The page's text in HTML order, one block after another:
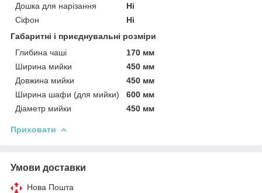
Дошка для нарізання
Ні
Сіфон
Ні
Габаритні і приєднувальні розміри
Глибина чаші
170 мм
Ширина мийки
450 мм
Довжина мийки
450 мм
Ширина шафи (для мийки)
600 мм
Діаметр мийки
450 мм
Приховати
Умови доставки
Нова Пошта